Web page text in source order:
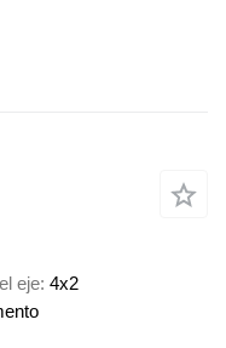
eje 4x2